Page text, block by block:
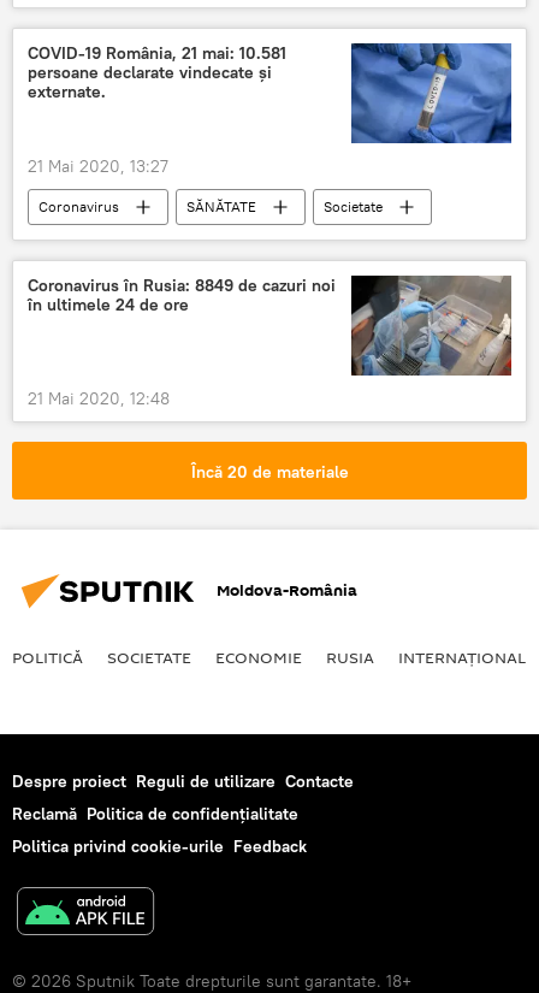
Prețuri
gaz natural
COVID-19 România, 21 mai: 10.581
persoane declarate vindecate și
externate.
21 Mai 2020, 13:27
Coronavirus SĂNĂTATE
Societate
COVID-19
România
Coronavirus în Rusia: 8849 de cazuri noi
în ultimele 24 de ore
21 Mai 2020, 12:48
Încă 20 de materiale
Moldova-România
POLITICĂ SOCIETATE ECONOMIE RUSIA INTERNAŢIONAL
Despre proiect Reguli de utilizare Contacte
Reclamă Politica de confidențialitate
Politica privind cookie-urile Feedback
© 2026 Sputnik Toate drepturile sunt garantate. 18+